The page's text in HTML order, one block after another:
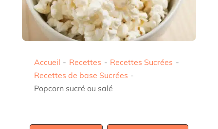
Accueil - Recettes - Recettes Sucrées -
Recettes de base Sucrées -
Popcorn sucré ou salé